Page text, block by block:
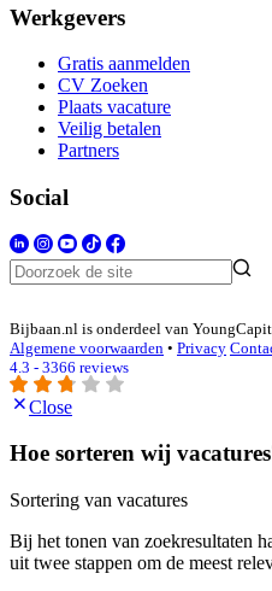
Werkgevers
Gratis aanmelden
CV Zoeken
Plaats vacature
Veilig betalen
Partners
Social
Bijbaan.nl is onderdeel van
Algemene voorwaarden • Privacy
4.3 - 3366 reviews
Close
Hoe sorteren wij
Sortering van vacatures
Bij het tonen van zoekresultaten
uit twee stappen om de meest